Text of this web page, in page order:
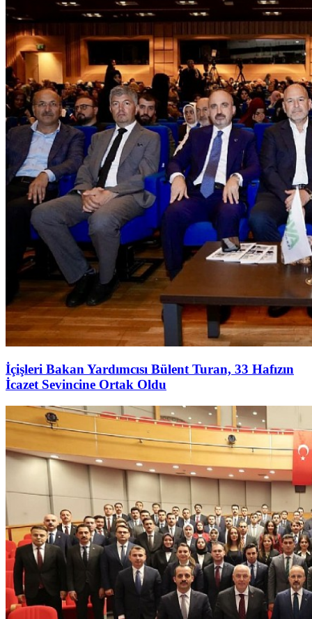
İçişleri Bakan Yardımcısı Bülent Turan, 33 Hafızın
İcazet Sevincine Ortak Oldu